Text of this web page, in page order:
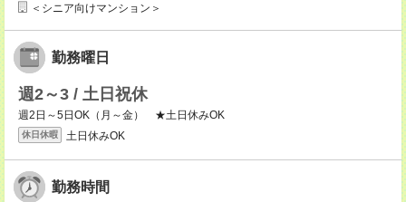
＜シニア向けマンション＞
勤務曜日
週2～3 / 土日祝休
週2日～5日OK（月～金） ★土日休みOK
休日休暇 土日休みOK
勤務時間